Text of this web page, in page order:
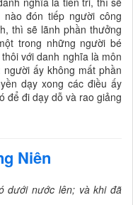
đón tiếp người công
thì sẽ lãnh phần thưởng
trong những người bé
với danh nghĩa là môn
ấy không mất phần
dạy xong các điều ấy
để đi dạy dỗ và rao giảng
Niên
dưới nước lên; và khi đã